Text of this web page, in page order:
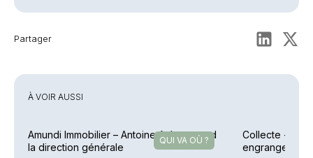
Partager
À VOIR AUSSI
QUI VA OÙ ?
Amundi Immobilier – Antoine Aubry prend
la direction générale
Collecte -
engrangent en